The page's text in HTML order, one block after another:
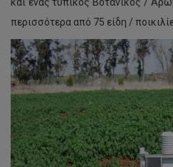
Φώτης Παπαδήμας
Χριστίνα Μητσιοπούλου
Χρυσούλα Δρούζα
Γιώργος Μαγγανάρης
Χριστίνα Μάλου
Αντώνης Χρυσαργύρης
περισσότερα από 75 είδη /